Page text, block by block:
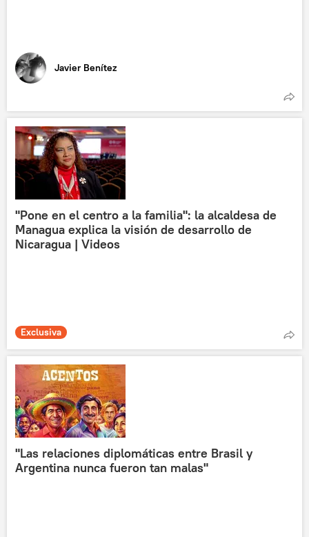
Javier Benítez
"Pone en el centro a la familia": la alcaldesa de
Managua explica la visión de desarrollo de
Nicaragua | Videos
Exclusiva
"Las relaciones diplomáticas entre Brasil y
Argentina nunca fueron tan malas"